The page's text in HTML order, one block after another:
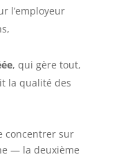
l’employeur
, qui gère tout,
la qualité des
concentrer sur
— la deuxième